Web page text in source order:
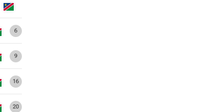
6
9
16
20